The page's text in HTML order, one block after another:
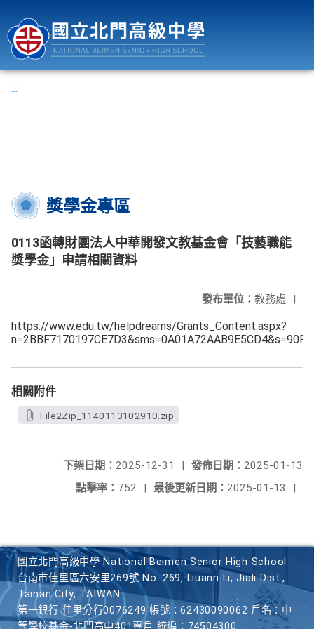
:::
獎學金專區
0113函轉財團法人中華開發文教基金會「技藝職能
獎學金」申請相關資料
發布單位： 教務處 |
https://www.edu.tw/helpdreams/Grants_Content.aspx?
相關附件
File2Zip_1140113102910.zip
發佈日期： 2025-01-13
下架日期： 2025-12-31
|
最後更新日期： 2025-01-13 |
點擊率： 752 |
國立北門高級中學 National Beimen Senior High School
台南市佳里區六安里269號 No. 269, Liuann Li, Jiali Dist.,
Tainan City, TAIWAN
第一銀行 佳里分行0076249 帳號：62430090062 戶名：中
等學校基金-北門高中401專戶 統編：74504300